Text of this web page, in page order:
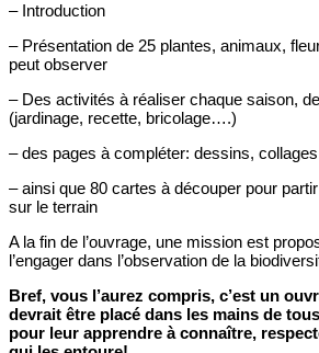
– Introduction
– Présentation de 25 plantes, animaux,
peut observer
– Des activités à réaliser chaque saison,
(jardinage, recette, bricolage….)
– des pages à compléter: dessins,
– ainsi que 80 cartes à découper pour
sur le terrain
A la fin de l’ouvrage, une mission est
l’engager dans l’observation de la
Bref, vous l’aurez compris, c’est un
devrait être placé dans les mains de
pour leur apprendre à connaître,